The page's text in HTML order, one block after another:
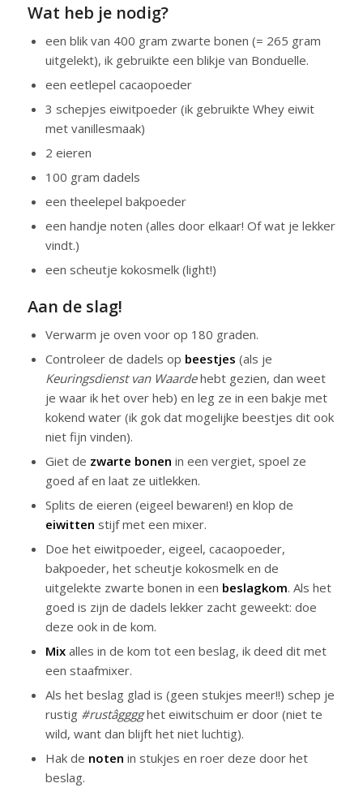
Wat heb je nodig?
een blik van 400 gram zwarte bonen (= 265 gram
uitgelekt), ik gebruikte een blikje van Bonduelle.
een eetlepel cacaopoeder
3 schepjes eiwitpoeder (ik gebruikte Whey eiwit
met vanillesmaak)
2 eieren
100 gram dadels
een theelepel bakpoeder
een handje noten (alles door elkaar! Of wat je lekker
vindt.)
een scheutje kokosmelk (light!)
Aan de slag!
Verwarm je oven voor op 180 graden.
Controleer de dadels op beestjes (als je
Keuringsdienst van Waardehebt gezien, dan weet
je waar ik het over heb) en leg ze in een bakje met
kokend water (ik gok dat mogelijke beestjes dit ook
niet fijn vinden).
Giet de zwarte bonen in een vergiet, spoel ze
goed af en laat ze uitlekken.
Splits de eieren (eigeel bewaren!) en klop de
eiwitten stijf met een mixer.
Doe het eiwitpoeder, eigeel, cacaopoeder,
bakpoeder, het scheutje kokosmelk en de
uitgelekte zwarte bonen in een beslagkom. Als het
goed is zijn de dadels lekker zacht geweekt: doe
deze ook in de kom.
Mixalles in de kom tot een beslag, ik deed dit met
een staafmixer.
Als het beslag glad is (geen stukjes meer!!) schep je
rustig #rustâgggghet eiwitschuim er door (niet te
wild, want dan blijft het niet luchtig).
Hak de noten in stukjes en roer deze door het
beslag.